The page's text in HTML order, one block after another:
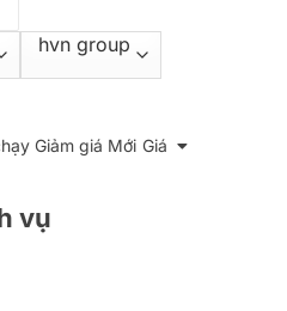
Giảm giá Mới Giá
vụ